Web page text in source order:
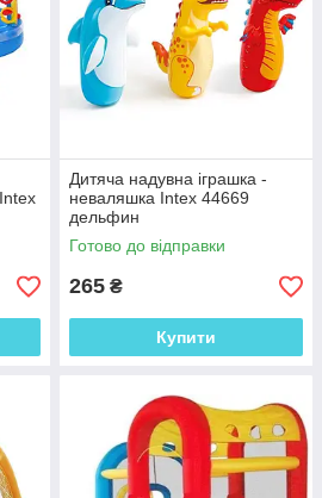
Дитяча надувна іграшка -
неваляшка Intex 44669
дельфин
Готово до відправки
265 ₴
Купити